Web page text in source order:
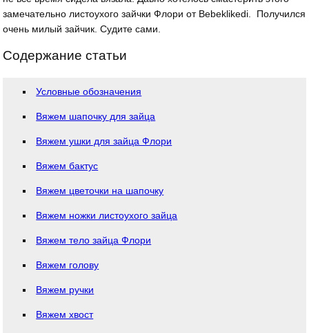
замечательно листоухого зайчки Флори от Bebeklikedi. Получился
очень милый зайчик. Судите сами.
Содержание статьи
Условные обозначения
Вяжем шапочку для зайца
Вяжем ушки для зайца Флори
Вяжем бактус
Вяжем цветочки на шапочку
Вяжем ножки листоухого зайца
Вяжем тело зайца Флори
Вяжем голову
Вяжем ручки
Вяжем хвост